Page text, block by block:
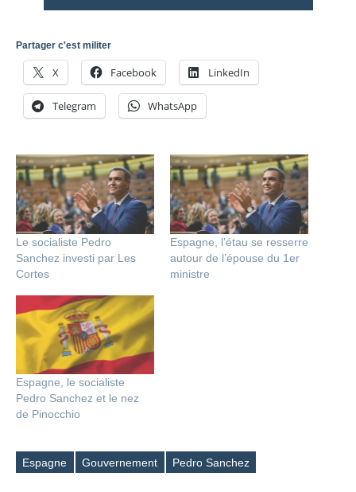
Partager c'est militer
X Facebook LinkedIn
Telegram WhatsApp
Le socialiste Pedro
Sanchez investi par Les
Cortes
Espagne, l’étau se resserre
autour de l’épouse du 1er
ministre
Espagne, le socialiste
Pedro Sanchez et le nez
de Pinocchio
Étiquettes
Espagne Gouvernement Pedro Sanchez